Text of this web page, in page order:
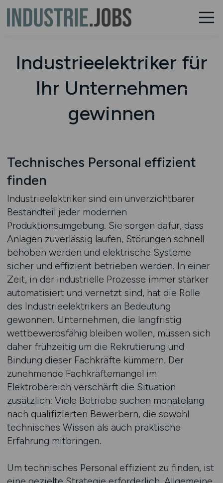
Industrieelektriker für
Ihr Unternehmen
gewinnen
Technisches Personal effizient
finden
Industrieelektriker sind ein unverzichtbarer
Bestandteil jeder modernen
Produktionsumgebung. Sie sorgen dafür, dass
Anlagen zuverlässig laufen, Störungen schnell
behoben werden und elektrische Systeme
sicher und effizient betrieben werden. In einer
Zeit, in der industrielle Prozesse immer stärker
automatisiert und vernetzt sind, hat die Rolle
des Industrieelektrikers an Bedeutung
gewonnen. Unternehmen, die langfristig
wettbewerbsfähig bleiben wollen, müssen sich
daher frühzeitig um die Rekrutierung und
Bindung dieser Fachkräfte kümmern. Der
zunehmende Fachkräftemangel im
Elektrobereich verschärft die Situation
zusätzlich: Viele Betriebe suchen monatelang
nach qualifizierten Bewerbern, die sowohl
technisches Wissen als auch praktische
Erfahrung mitbringen.
Um technisches Personal effizient zu finden, ist